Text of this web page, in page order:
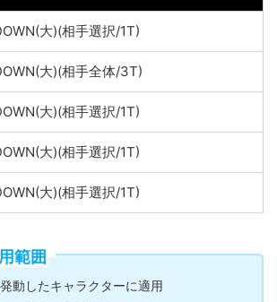
大)(相手選択/1T)
大)(相手全体/3T)
大)(相手選択/1T)
大)(相手選択/1T)
大)(相手選択/1T)
範囲
動したキャラクターに適用